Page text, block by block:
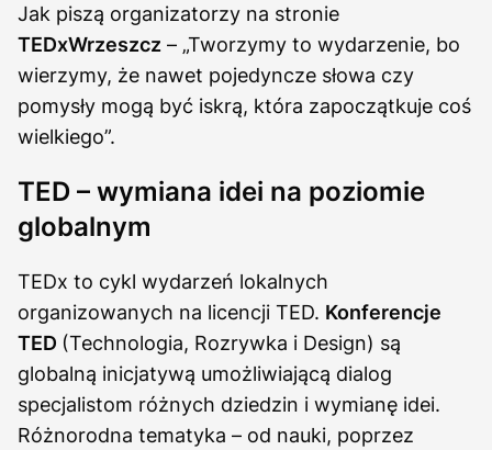
Jak piszą organizatorzy na stronie
TEDxWrzeszcz – „Tworzymy to wydarzenie, bo
wierzymy, że nawet pojedyncze słowa czy
pomysły mogą być iskrą, która zapoczątkuje coś
wielkiego”.
TED – wymiana idei na poziomie
globalnym
TEDx to cykl wydarzeń lokalnych
organizowanych na licencji TED. Konferencje
TED (Technologia, Rozrywka i Design) są
globalną inicjatywą umożliwiającą dialog
specjalistom różnych dziedzin i wymianę idei.
Różnorodna tematyka – od nauki, poprzez